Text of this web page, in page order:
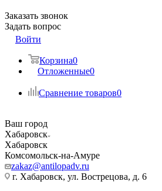
Заказать звонок
Задать вопрос
Войти
Корзина0
Отложенные0
Сравнение товаров0
Ваш город
Хабаровск
Хабаровск
Комсомольск-на-Амуре
zakaz@antilopadv.ru
г. Хабаровск, ул. Вострецова, д. 6